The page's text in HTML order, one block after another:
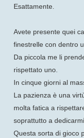
Esattamente.
Avete presente quei
finestrelle con dentro
Da piccola me li
rispettato uno.
In cinque giorni al
La pazienza è una
molta fatica a
soprattutto a
Questa sorta di gioco